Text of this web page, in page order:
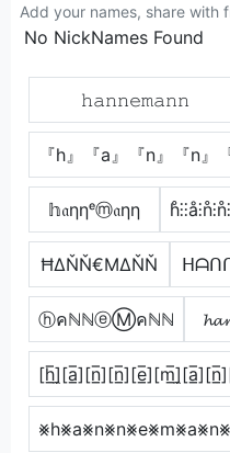
Add your names, share with
No NickNames Found
𝚑𝚊𝚗𝚗𝚎𝚖𝚊𝚗𝚗
『h』『a』『n』『n』
𝕙𝔞ηηᵉⓜ𝔞ηη
ĦΔŇŇ€ΜΔŇŇ
ⓗคℕℕⓔⓂคℕℕ